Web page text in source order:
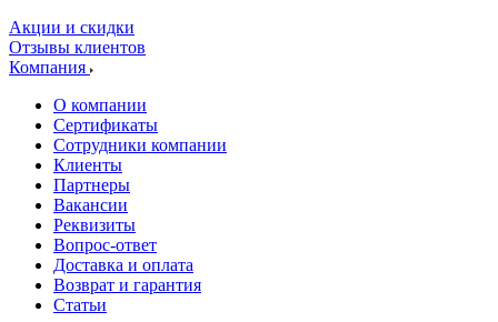
Акции и скидки
Отзывы клиентов
Компания
О компании
Сертификаты
Сотрудники компании
Клиенты
Партнеры
Вакансии
Реквизиты
Вопрос-ответ
Доставка и оплата
Возврат и гарантия
Статьи